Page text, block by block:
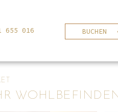
655 016 BUCHEN